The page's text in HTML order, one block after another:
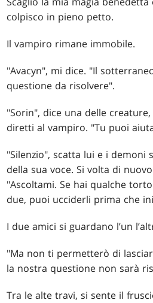
colpisco in pieno petto.
Il vampiro rimane immobile.
"Avacyn", mi dice. "Il
questione da risolvere".
"Sorin", dice una delle
diretti al vampiro. "Tu puoi
"Silenzio", scatta lui e i demoni
della sua voce. Si volta di
"Ascoltami. Se hai qualche
due, puoi ucciderli prima che
I due amici si guardano l’un
"Ma non ti permetterò di
la nostra questione non sarà
Tra le alte travi, si sente il